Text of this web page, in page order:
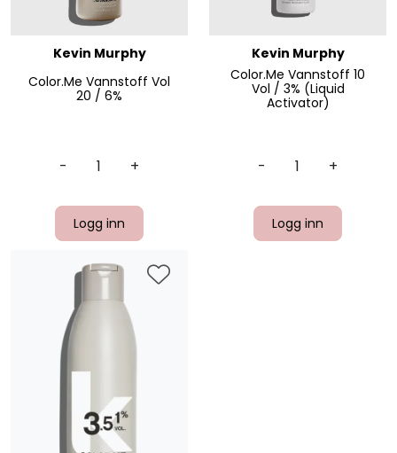
Kevin Murphy
Color.Me Vannstoff Vol
20 / 6%
- +
Logg inn
Kevin Murphy
Color.Me Vannstoff 10
Vol / 3% (Liquid
Activator)
- +
Logg inn